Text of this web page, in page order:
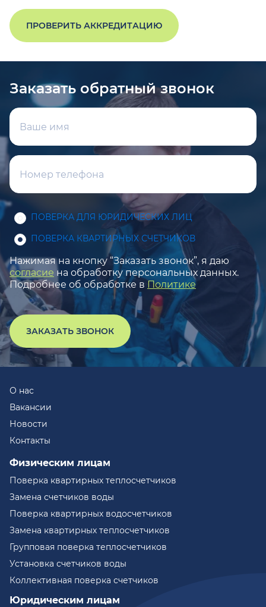
ПРОВЕРИТЬ АККРЕДИТАЦИЮ
Заказать обратный звонок
ПОВЕРКА ДЛЯ ЮРИДИЧЕСКИХ ЛИЦ
ПОВЕРКА КВАРТИРНЫХ СЧЕТЧИКОВ
Нажимая на кнопку “Заказать звонок”, я даю
согласие на обработку персональных данных.
Подробнее об обработке в Политике
ЗАКАЗАТЬ ЗВОНОК
О нас
Вакансии
Новости
Контакты
Физическим лицам
Поверка квартирных теплосчетчиков
Замена счетчиков воды
Поверка квартирных водосчетчиков
Замена квартирных теплосчетчиков
Групповая поверка теплосчетчиков
Установка счетчиков воды
Коллективная поверка счетчиков
Юридическим лицам